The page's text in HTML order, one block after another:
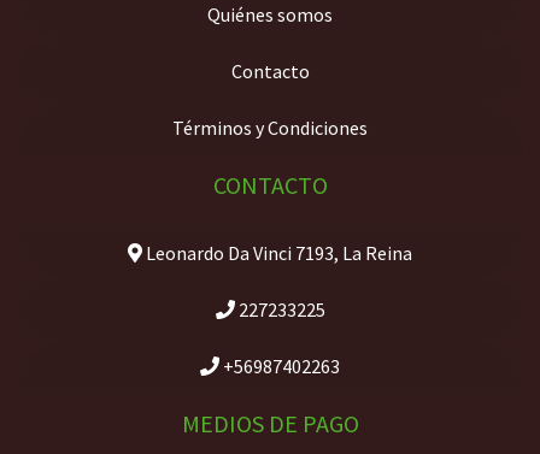
Quiénes somos
Contacto
Términos y Condiciones
CONTACTO
Leonardo Da Vinci 7193, La Reina
227233225
+56987402263
MEDIOS DE PAGO